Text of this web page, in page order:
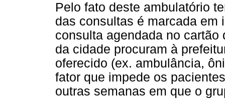
Pelo fato deste ambulatório
das consultas é marcada em
consulta agendada no
da cidade procuram à
oferecido (ex. ambulância,
fator que impede os
outras semanas em que o